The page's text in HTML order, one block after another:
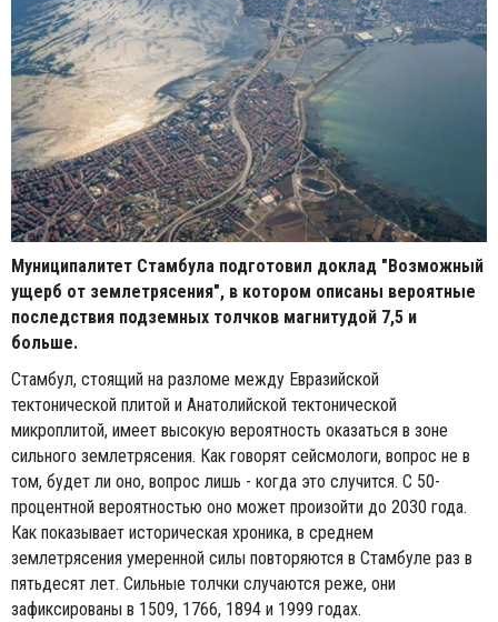
Муниципалитет Стамбула подготовил доклад "Возможный
ущерб от землетрясения", в котором описаны вероятные
последствия подземных толчков магнитудой 7,5 и
больше.
Стамбул, стоящий на разломе между Евразийской
тектонической плитой и Анатолийской тектонической
микроплитой, имеет высокую вероятность оказаться в зоне
сильного землетрясения. Как говорят сейсмологи, вопрос не в
том, будет ли оно, вопрос лишь - когда это случится. С 50-
процентной вероятностью оно может произойти до 2030 года.
Как показывает историческая хроника, в среднем
землетрясения умеренной силы повторяются в Стамбуле раз в
пятьдесят лет. Сильные толчки случаются реже, они
зафиксированы в 1509, 1766, 1894 и 1999 годах.